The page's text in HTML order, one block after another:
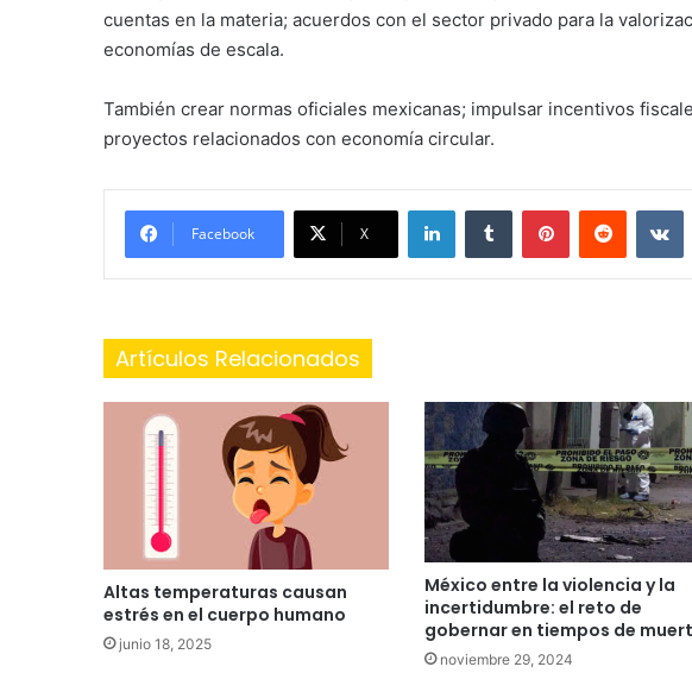
cuentas en la materia; acuerdos con el sector privado para la
economías de escala.
También crear normas oficiales mexicanas; impulsar incentivos
proyectos relacionados con economía circular.
Facebook X
LinkedInTumblr PinterestReddit
Artículos Relacionados
Altas temperaturas causan
estrés en el cuerpo humano
junio 18, 2025
México entre la violencia y la
incertidumbre: el reto de
gobernar en tiempos de
noviembre 29, 2024